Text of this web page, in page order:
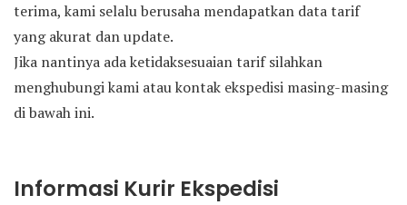
terima, kami selalu berusaha mendapatkan data tarif
yang akurat dan update.
Jika nantinya ada ketidaksesuaian tarif silahkan
menghubungi kami atau kontak ekspedisi masing-masing
di bawah ini.
Informasi Kurir Ekspedisi